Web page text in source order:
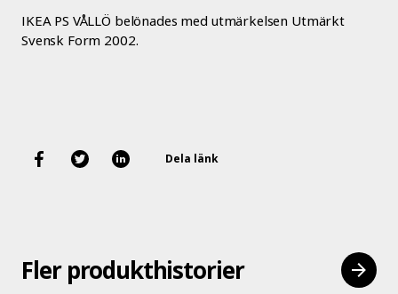
IKEA PS VÅLLÖ belönades med utmärkelsen Utmärkt
Svensk Form 2002.
Dela länk
Fler produkthistorier